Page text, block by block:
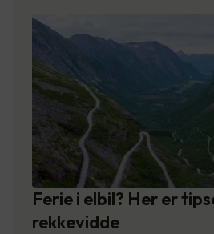
Ferie i elbil? Her er
rekkevidde